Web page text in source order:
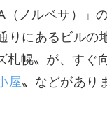
（ノルベサ）」
りにあるビルの
札幌〟が、すぐ
屋〟などがあり